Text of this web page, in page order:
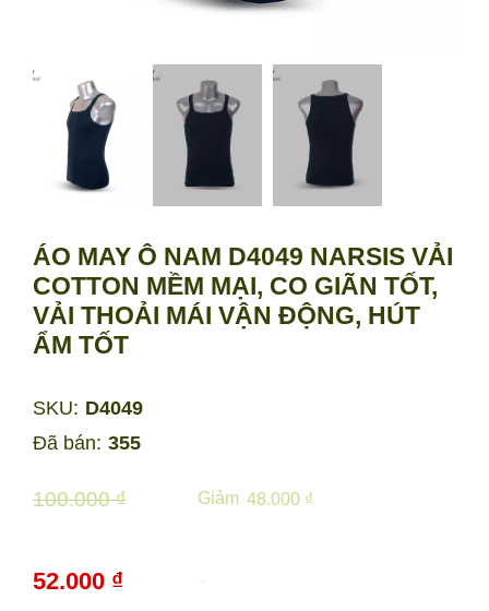
ÁO MAY Ô NAM D4049 NARSIS VẢI
COTTON MỀM MẠI, CO GIÃN TỐT,
VẢI THOẢI MÁI VẬN ĐỘNG, HÚT
ẨM TỐT
Đã bán: 355
-
52.000 ₫
100.000 ₫ 48.000 ₫
Giảm
SKU: D4049